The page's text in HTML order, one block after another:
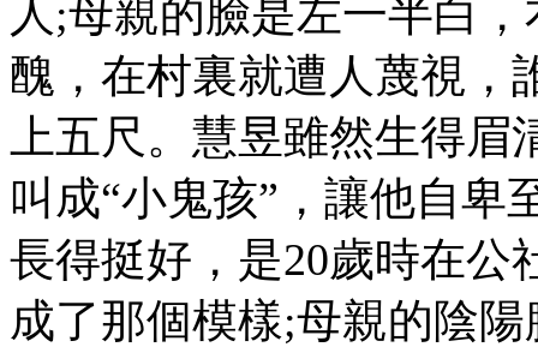
人;母親的臉是左一半白
醜，在村裏就遭人蔑視，
上五尺。慧昱雖然生得
叫成“小鬼孩”，讓他自卑
長得挺好，是20歲時在公
成了那個模樣;母親的陰